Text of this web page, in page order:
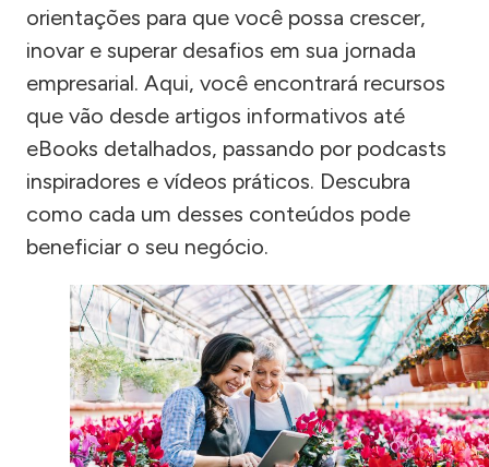
orientações para que você possa crescer,
inovar e superar desafios em sua jornada
empresarial. Aqui, você encontrará recursos
que vão desde artigos informativos até
eBooks detalhados, passando por podcasts
inspiradores e vídeos práticos. Descubra
como cada um desses conteúdos pode
beneficiar o seu negócio.